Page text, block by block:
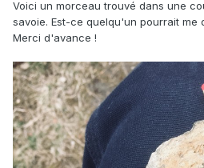
Voici un morceau trouvé dans une
savoie. Est-ce quelqu'un pourrait me
Merci d'avance !